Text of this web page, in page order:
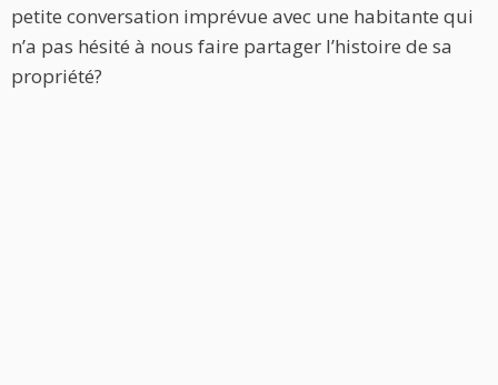
petite conversation imprévue avec une habitante qui
n’a pas hésité à nous faire partager l’histoire de sa
propriété?